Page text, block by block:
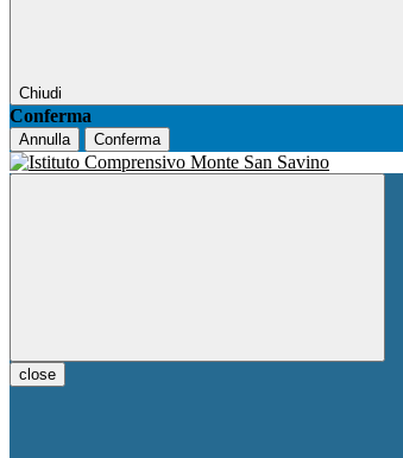
Chiudi
Conferma
Annulla Conferma
close